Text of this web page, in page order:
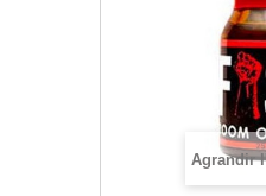
Agrandir